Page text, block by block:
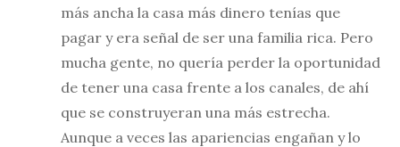
más ancha la casa más dinero tenías que
pagar y era señal de ser una familia rica. Pero
mucha gente, no quería perder la oportunidad
de tener una casa frente a los canales, de ahí
que se construyeran una más estrecha.
Aunque a veces las apariencias engañan y lo